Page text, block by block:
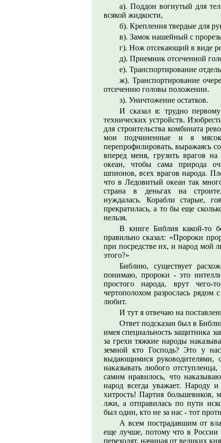
а). Поддон вогнутый для
всякой жидкости,
б). Крепления твердые для
в). Замок нашейный с
г). Нож отсекающий в виде
д). Приемник отсеченной
е). Транспортирование
ж). Транспортирование
отсечению головы положении.
з). Уничтожение остатков.
И сказал я: трудно
технических устройств.
для строительства комбината
мои подчиненные и я
перепрофилировать, выражаясь
вперед меня, грузить врагов
океан, чтобы сама природа
шпионов, всех врагов народа.
что в Ледовитый океан так
страна в деньгах на
нуждалась. Корабли старые,
прекратилась, а то бы еще
нельзя.
В книге Библия какой-то
правильно сказал: «Пророки
при посредстве их, и народ мой
этого?»
Библию, существует
понимаю, пророки - это
простого народа, врут
чертополохом разрослась
любит.
И тут я отвечаю на
Ответ подсказан был в
имея специальность защитника
за грехи тяжкие народы
земной кто Господь? Это у
выдающимися
наказывать любого
самим нравилось, что
народ всегда уважает. Народу
хитрость! Партия большевиков,
лжи, а отправилась по пути
был один, кто не за нас - тот
А всем пострадавшим от
еще лучше, потому что в России
переходят, начиная от великих